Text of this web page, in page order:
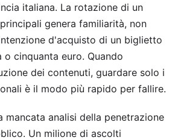
italiana. La rotazione di un
genera familiarità, non
d'acquisto di un biglietto
cinquanta euro. Quando
dei contenuti, guardare solo i
è il modo più rapido per fallire.
mancata analisi della penetrazione
Un milione di ascolti